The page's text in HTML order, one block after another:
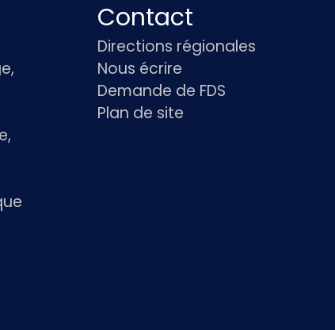
Contact
Directions régionales
Nous écrire
Demande de FDS
Plan de site